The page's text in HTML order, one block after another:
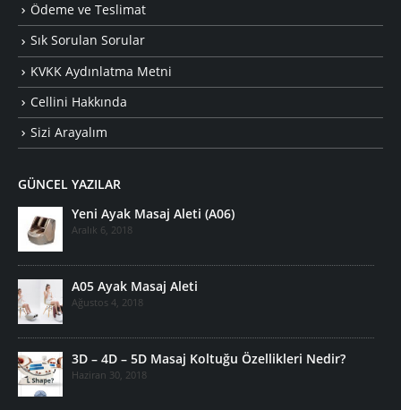
Ödeme ve Teslimat
Sık Sorulan Sorular
KVKK Aydınlatma Metni
Cellini Hakkında
Sizi Arayalım
GÜNCEL YAZILAR
Yeni Ayak Masaj Aleti (A06)
Aralık 6, 2018
A05 Ayak Masaj Aleti
Ağustos 4, 2018
3D – 4D – 5D Masaj Koltuğu Özellikleri Nedir?
Haziran 30, 2018